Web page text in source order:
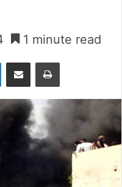
1 minute read
TelegramShare via Email Print